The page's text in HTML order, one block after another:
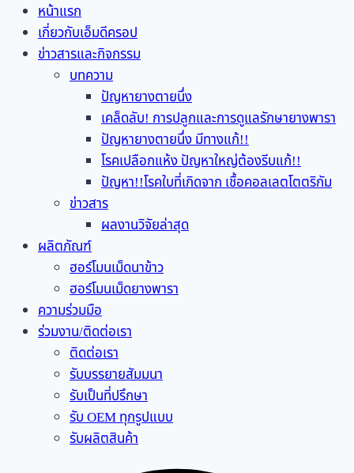
หน้าแรก
เกี่ยวกับเอ็มดีครอป
ข่าวสารและกิจกรรม
บทความ
ปัญหายางตายนึ่ง
เคล็ดลับ! การปลูกและการดูแลรักษายางพารา
ปัญหายางตายนึ่ง มีทางแก้!!
โรคเปลือกแห้ง ปัญหาใหญ่ต้องรีบแก้!!
ปัญหา!!โรคใบที่เกิดจาก เชื้อคอลเลตโตตริกัม
ข่าวสาร
ผลงานวิจัยล่าสุด
ผลิตภัณฑ์
ฮอร์โมนเม็ดนาข้าว
ฮอร์โมนเม็ดยางพารา
ความร่วมมือ
ร่วมงาน/ติดต่อเรา
ติดต่อเรา
รับบรรยายสัมมนา
รับเป็นที่ปรึกษา
รับ OEM ทุกรูปแบบ
รับผลิตสินค้า